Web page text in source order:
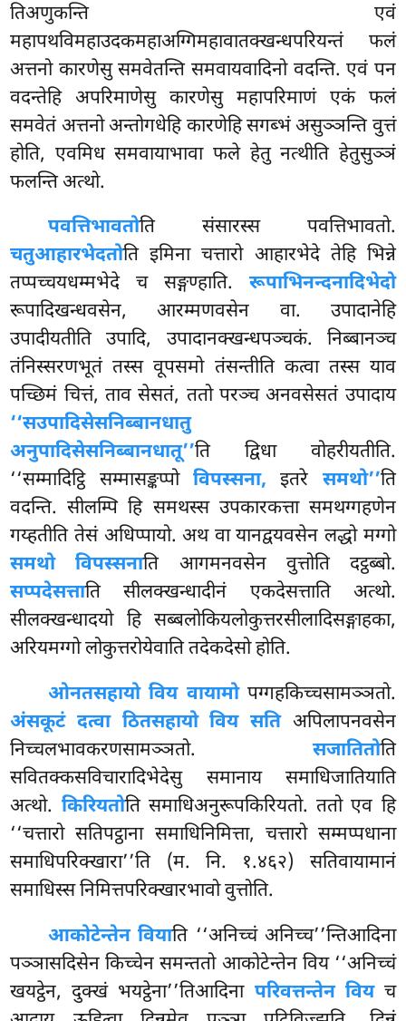
तिअणुकन्ति एवं
महापथविमहाउदकमहाअग्गिमहावातक्खन्धपरियन्तं फलं
अत्तनो कारणेसु समवेतन्ति समवायवादिनो वदन्ति. एवं पन
वदन्तेहि अपरिमाणेसु कारणेसु महापरिमाणं एकं फलं
समवेतं अत्तनो अन्तोगधेहि कारणेहि सगब्भं असुञ्ञन्ति वुत्तं
होति, एवमिध समवायाभावा फले हेतु नत्थीति हेतुसुञ्ञं
फलन्ति अत्थो.
पवत्तिभावतोति संसारस्स पवत्तिभावतो.
चतुआहारभेदतोति इमिना चत्तारो आहारभेदे तेहि भिन्ने
तप्पच्चयधम्मभेदे च सङ्गण्हाति. रूपाभिनन्दनादिभेदो
रूपादिखन्धवसेन, आरम्मणवसेन वा. उपादानेहि
उपादीयतीति उपादि, उपादानक्खन्धपञ्चकं. निब्बानञ्च
तंनिस्सरणभूतं तस्स वूपसमो तंसन्तीति कत्वा तस्स याव
पच्छिमं चित्तं, ताव सेसतं, ततो परञ्च अनवसेसतं उपादाय
‘‘सउपादिसेसनिब्बानधातु
अनुपादिसेसनिब्बानधातू’’ति द्विधा वोहरीयतीति.
‘‘सम्मादिट्ठि सम्मासङ्कप्पो विपस्सना, इतरे समथो’’ति
वदन्ति. सीलम्पि हि समथस्स उपकारकत्ता समथग्गहणेन
गय्हतीति तेसं अधिप्पायो. अथ वा यानद्वयवसेन लद्धो मग्गो
समथो विपस्सनाति आगमनवसेन वुत्तोति दट्ठब्बो.
सप्पदेसत्ताति सीलक्खन्धादीनं एकदेसत्ताति अत्थो.
सीलक्खन्धादयो हि सब्बलोकियलोकुत्तरसीलादिसङ्गाहका,
अरियमग्गो लोकुत्तरोयेवाति तदेकदेसो होति.
ओनतसहायो विय वायामोपग्गहकिच्चसामञ्ञतो.
अंसकूटं दत्वा ठितसहायो विय सतिअपिलापनवसेन
निच्चलभावकरणसामञ्ञतो. सजातितोति
सवितक्कसविचारादिभेदेसु समानाय समाधिजातियाति
अत्थो. किरियतोति समाधिअनुरूपकिरियतो. ततो एव हि
‘‘चत्तारो सतिपट्ठाना समाधिनिमित्ता, चत्तारो सम्मप्पधाना
समाधिपरिक्खारा’’ति (म. नि. १.४६२) सतिवायामानं
समाधिस्स निमित्तपरिक्खारभावो वुत्तोति.
आकोटेन्तेन वियाति ‘‘अनिच्चं अनिच्च’’न्तिआदिना
पञ्ञासदिसेन किच्चेन समन्ततो आकोटेन्तेन विय ‘‘अनिच्चं
खयट्ठेन, दुक्खं भयट्ठेना’’तिआदिना परिवत्तन्तेन वियच